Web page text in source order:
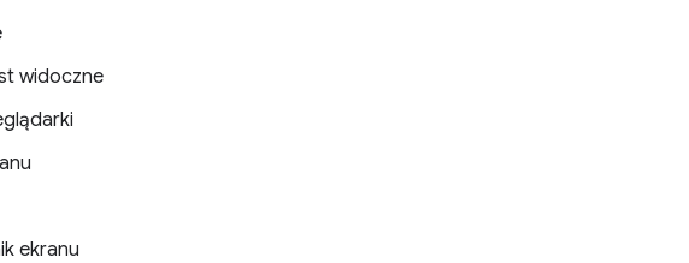
widoczne
ekranu